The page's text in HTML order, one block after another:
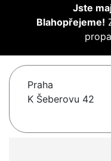
Jste
Blahopřejeme!
Praha
K Šeberovu 42